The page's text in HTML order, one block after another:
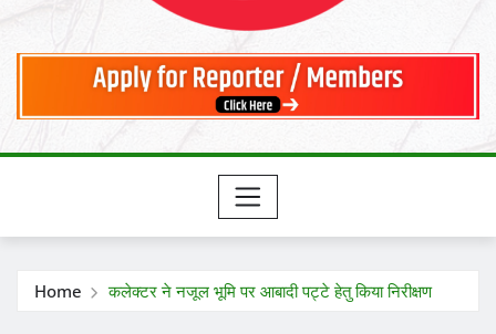
Home कलेक्टर ने नजूल भूमि पर आबादी पट्टे हेतु किया निरीक्षण